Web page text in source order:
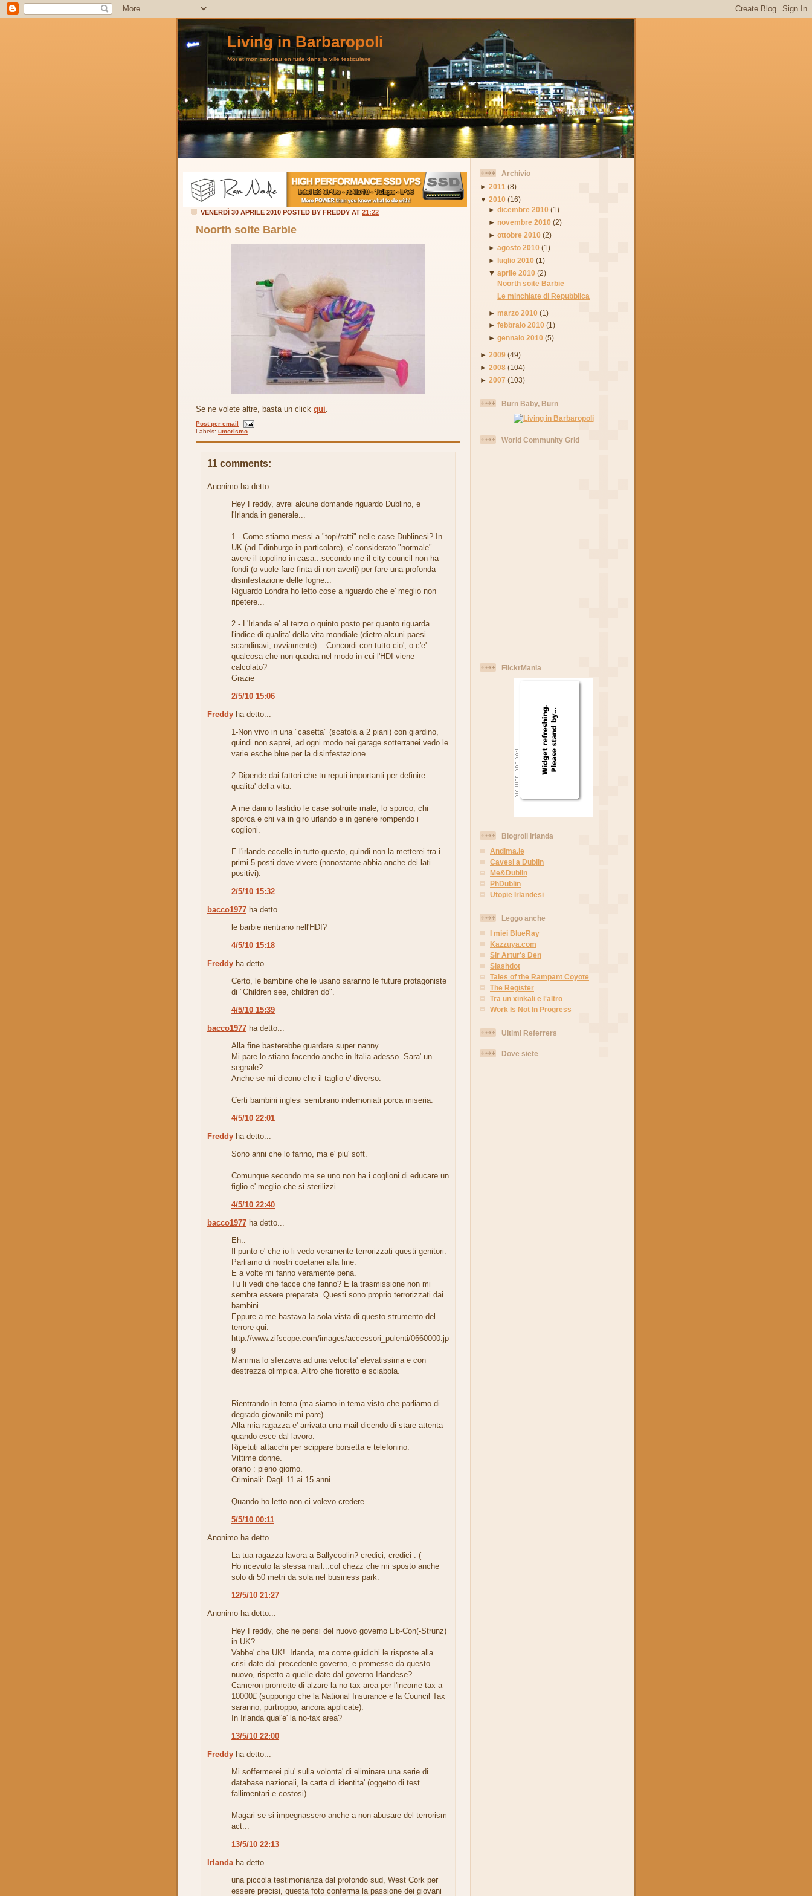
Living in Barbaropoli
Moi et mon cerveau en fuite dans la ville testiculaire
VENERDÌ 30 APRILE 2010 POSTED BY FREDDY AT 21:22
Noorth soite Barbie
Se ne volete altre, basta un click qui.
Post per email
Labels: umorismo
11 comments:
Anonimo ha detto...
Hey Freddy, avrei alcune domande riguardo Dublino, e
l'Irlanda in generale...
1 - Come stiamo messi a "topi/ratti" nelle case Dublinesi? In
UK (ad Edinburgo in particolare), e' considerato "normale"
avere il topolino in casa...secondo me il city council non ha
fondi (o vuole fare finta di non averli) per fare una profonda
disinfestazione delle fogne...
Riguardo Londra ho letto cose a riguardo che e' meglio non
ripetere...
2 - L'Irlanda e' al terzo o quinto posto per quanto riguarda
l'indice di qualita' della vita mondiale (dietro alcuni paesi
scandinavi, ovviamente)... Concordi con tutto cio', o c'e'
qualcosa che non quadra nel modo in cui l'HDI viene
calcolato?
Grazie
2/5/10 15:06
Freddy ha detto...
1-Non vivo in una "casetta" (scatola a 2 piani) con giardino,
quindi non saprei, ad ogni modo nei garage sotterranei vedo le
varie esche blue per la disinfestazione.
2-Dipende dai fattori che tu reputi importanti per definire
qualita' della vita.
A me danno fastidio le case sotruite male, lo sporco, chi
sporca e chi va in giro urlando e in genere rompendo i
coglioni.
E l'irlande eccelle in tutto questo, quindi non la metterei tra i
primi 5 posti dove vivere (nonostante abbia anche dei lati
positivi).
2/5/10 15:32
bacco1977 ha detto...
le barbie rientrano nell'HDI?
4/5/10 15:18
Freddy ha detto...
Certo, le bambine che le usano saranno le future protagoniste
di "Children see, children do".
4/5/10 15:39
bacco1977 ha detto...
Alla fine basterebbe guardare super nanny.
Mi pare lo stiano facendo anche in Italia adesso. Sara' un
segnale?
Anche se mi dicono che il taglio e' diverso.
Certi bambini inglesi sembrano indemoniati porca miseria.
4/5/10 22:01
Freddy ha detto...
Sono anni che lo fanno, ma e' piu' soft.
Comunque secondo me se uno non ha i coglioni di educare un
figlio e' meglio che si sterilizzi.
4/5/10 22:40
bacco1977 ha detto...
Eh..
Il punto e' che io li vedo veramente terrorizzati questi genitori.
Parliamo di nostri coetanei alla fine.
E a volte mi fanno veramente pena.
Tu li vedi che facce che fanno? E la trasmissione non mi
sembra essere preparata. Questi sono proprio terrorizzati dai
bambini.
Eppure a me bastava la sola vista di questo strumento del
terrore qui:
http://www.zifscope.com/images/accessori_pulenti/0660000.jp
g
Mamma lo sferzava ad una velocita' elevatissima e con
destrezza olimpica. Altro che fioretto e sciabola.
Rientrando in tema (ma siamo in tema visto che parliamo di
degrado giovanile mi pare).
Alla mia ragazza e' arrivata una mail dicendo di stare attenta
quando esce dal lavoro.
Ripetuti attacchi per scippare borsetta e telefonino.
Vittime donne.
orario : pieno giorno.
Criminali: Dagli 11 ai 15 anni.
Quando ho letto non ci volevo credere.
5/5/10 00:11
Anonimo ha detto...
La tua ragazza lavora a Ballycoolin? credici, credici :-(
Ho ricevuto la stessa mail...col chezz che mi sposto anche
solo di 50 metri da sola nel business park.
12/5/10 21:27
Anonimo ha detto...
Hey Freddy, che ne pensi del nuovo governo Lib-Con(-Strunz)
in UK?
Vabbe' che UK!=Irlanda, ma come guidichi le risposte alla
crisi date dal precedente governo, e promesse da questo
nuovo, rispetto a quelle date dal governo Irlandese?
Cameron promette di alzare la no-tax area per l'income tax a
10000£ (suppongo che la National Insurance e la Council Tax
saranno, purtroppo, ancora applicate).
In Irlanda qual'e' la no-tax area?
13/5/10 22:00
Freddy ha detto...
Mi soffermerei piu' sulla volonta' di eliminare una serie di
database nazionali, la carta di identita' (oggetto di test
fallimentari e costosi).
Magari se si impegnassero anche a non abusare del terrorism
act...
13/5/10 22:13
Irlanda ha detto...
una piccola testimonianza dal profondo sud, West Cork per
essere precisi, questa foto conferma la passione dei giovani
Archivio
► 2011 (8)
▼ 2010 (16)
►dicembre 2010 (1)
►novembre 2010 (2)
►ottobre 2010 (2)
►agosto 2010 (1)
► luglio 2010 (1)
▼aprile 2010 (2)
Noorth soite Barbie
Le minchiate di Repubblica
►marzo 2010 (1)
►febbraio 2010 (1)
►gennaio 2010 (5)
► 2009 (49)
► 2008 (104)
► 2007 (103)
Burn Baby, Burn
World Community Grid
FlickrMania
Blogroll Irlanda
Andima.ie
Cavesi a Dublin
Me&Dublin
PhDublin
Utopie Irlandesi
Leggo anche
I miei BlueRay
Kazzuya.com
Sir Artur's Den
Slashdot
Tales of the Rampant Coyote
The Register
Tra un xinkali e l'altro
Work Is Not In Progress
Ultimi Referrers
Dove siete